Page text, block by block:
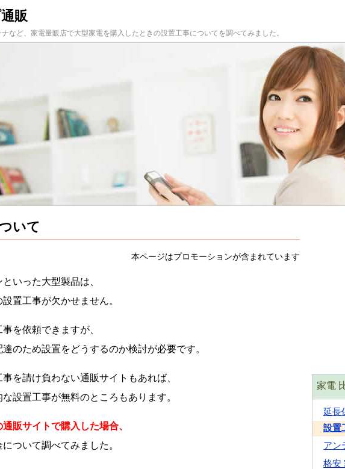
販
など、家電量販店で大型家電を購入したときの設置工事についてを調べてみました。
いて
本ページはプロモーションが含まれています
いった大型製品は、
置工事が欠かせません。
を依頼できますが、
のため設置をどうするのか検討が必要です。
を請け負わない通販サイトもあれば、
設置工事が無料のところもあります。
販サイトで購入した場合、
ついて調べてみました。
家電
延長
設置
アン
格安